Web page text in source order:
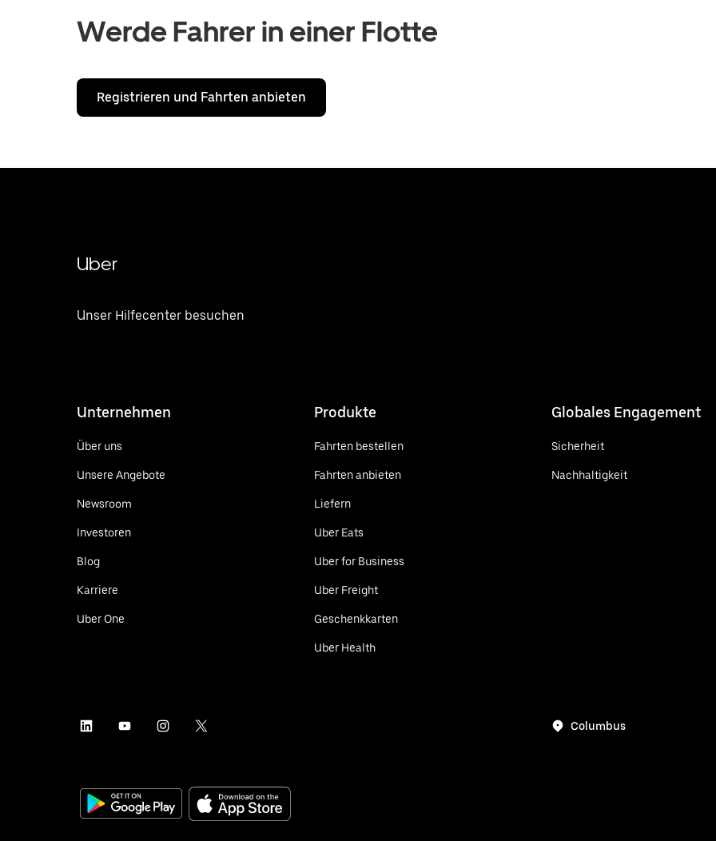
Werde Fahrer in einer Flotte
Registrieren und Fahrten anbieten
Uber
Unser Hilfecenter besuchen
Unternehmen
Über uns
Unsere Angebote
Newsroom
Investoren
Blog
Karriere
Uber One
Produkte
Fahrten bestellen
Fahrten anbieten
Liefern
Uber Eats
Uber for Business
Uber Freight
Geschenkkarten
Uber Health
Globales Engagement
Sicherheit
Nachhaltigkeit
Columbus